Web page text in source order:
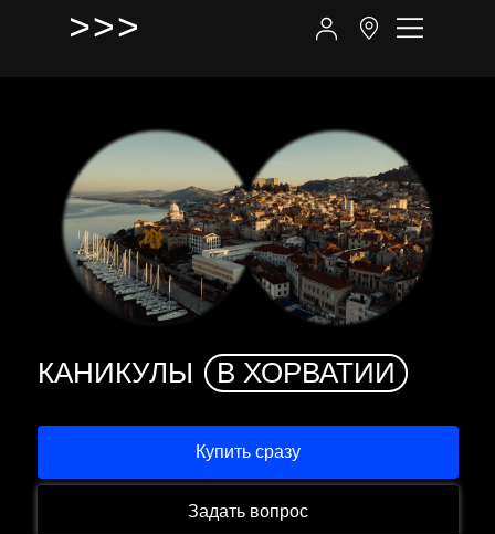
Купить сразу
Задать вопрос
КАНИКУЛЫ В ХОРВАТИИ